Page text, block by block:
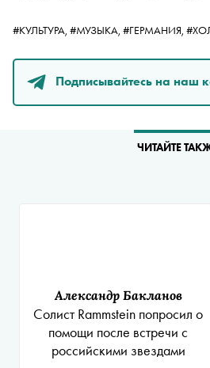
#КУЛЬТУРА, #МУЗЫКА, #ГЕРМАНИЯ,
Подписывайтесь на наш
ЧИТАЙТЕ
Александр Бакланов
Солист Rammstein попросил о
помощи после встречи с
российскими звездами